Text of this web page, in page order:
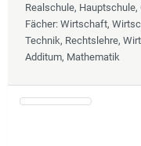
Realschule, Hauptschule,
Fächer: Wirtschaft,
Technik, Rechtslehre,
Additum, Mathematik